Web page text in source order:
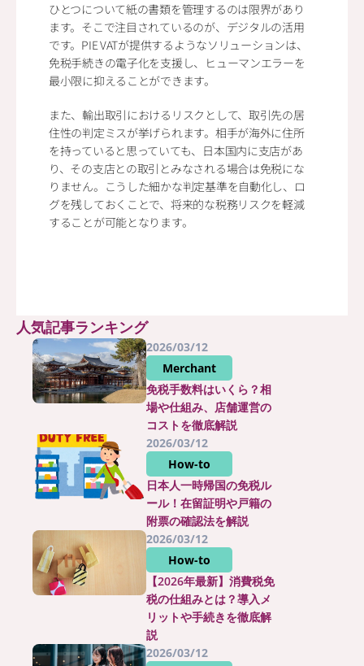
ひとつについて紙の書類を管理するのは限界があり
ます。そこで注目されているのが、デジタルの活用
です。PIE VATが提供するようなソリューションは、
免税手続きの電子化を支援し、ヒューマンエラーを
最小限に抑えることができます。
また、輸出取引におけるリスクとして、取引先の居
住性の判定ミスが挙げられます。相手が海外に住所
を持っていると思っていても、日本国内に支店があ
り、その支店との取引とみなされる場合は免税にな
りません。こうした細かな判定基準を自動化し、ロ
グを残しておくことで、将来的な税務リスクを軽減
することが可能となります。
人気記事ランキング
2026/03/12
Merchant
免税手数料はいくら？相
場や仕組み、店舗運営の
コストを徹底解説
2026/03/12
How-to
日本人一時帰国の免税ル
ール！在留証明や戸籍の
附票の確認法を解説
2026/03/12
How-to
【2026年最新】消費税免
税の仕組みとは？導入メ
リットや手続きを徹底解
説
2026/03/12